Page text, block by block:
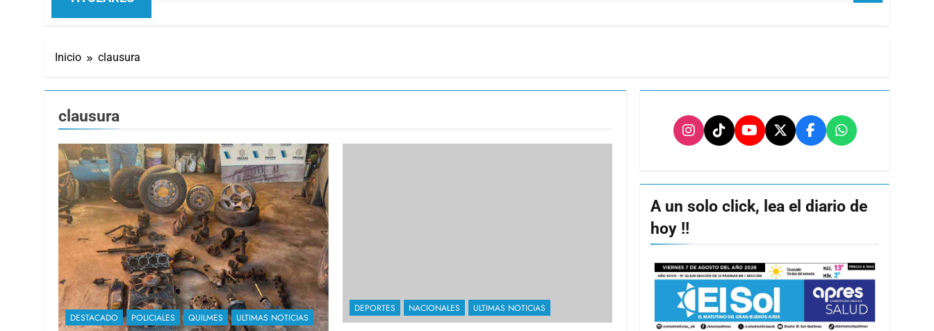
Inicio clausura
clausura
DESTACADO POLICIALES QUILMES ULTIMAS NOTICIAS
DEPORTES NACIONALES ULTIMAS NOTICIAS
A un solo click, lea el diario de
hoy !!